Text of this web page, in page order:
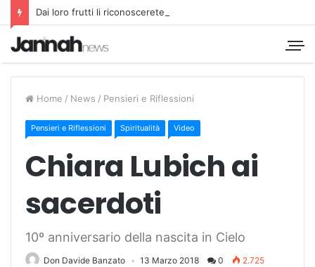
Dai loro frutti li riconoscerete
Home / News / Pensieri e Riflessioni
Pensieri e Riflessioni Spiritualità Video
Chiara Lubich ai
sacerdoti
10º anniversario della nascita in Cielo
Don Davide Banzato 13 Marzo 2018 0
2.725